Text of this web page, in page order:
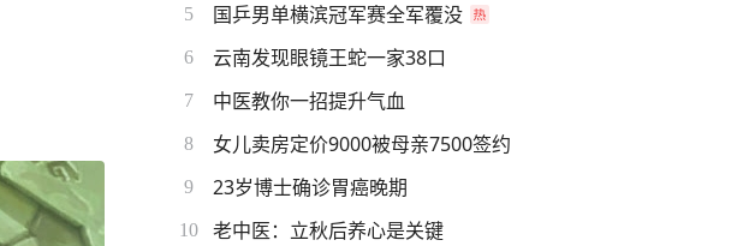
5 国乒男单横滨冠军赛全军覆没
6 云南发现眼镜王蛇一家38口
7 中医教你一招提升气血
8 女儿卖房定价9000被母亲7500签约
9 23岁博士确诊胃癌晚期
10 老中医：立秋后养心是关键